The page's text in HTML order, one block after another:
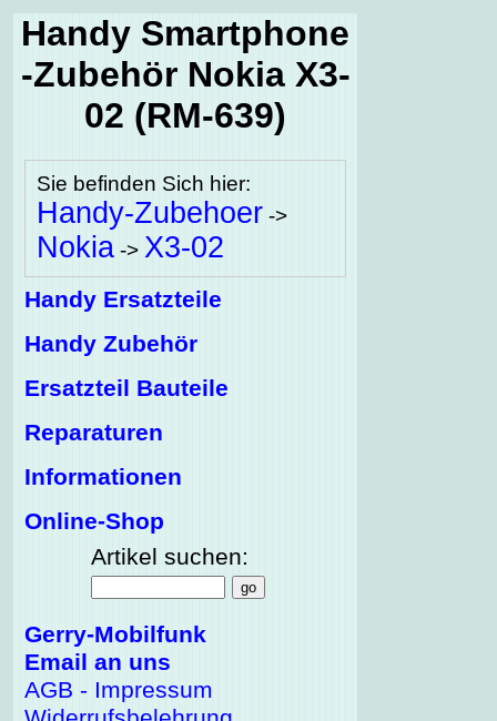
Handy Smartphone
-Zubehör Nokia X3-
02 (RM-639)
Sie befinden Sich hier:
Handy-Zubehoer ->
Nokia -> X3-02
Handy Ersatzteile
Handy Zubehör
Ersatzteil Bauteile
Reparaturen
Informationen
Online-Shop
Artikel suchen:
Gerry-Mobilfunk
Email an uns
AGB - Impressum